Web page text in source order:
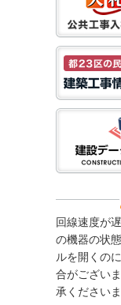
建設資料館
だき、誠に
ます。
下記の期間
て、弊社休
更新を停止
きます。
【期間】１
(土)～１月
上記の期間
がされませ
承のほど、
なお、情報
(月)より登
2025/08/04
●夏季休業
新停止のお
建設資料館
だき、誠に
回線速度が
の機器の状
ルを開くの
合がござい
承くださいま